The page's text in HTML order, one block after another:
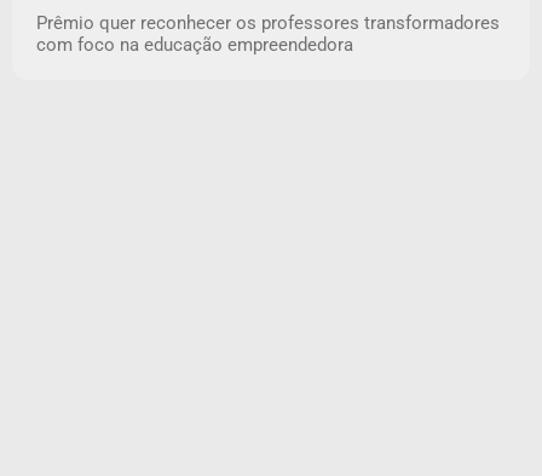
Prêmio quer reconhecer os professores transformadores
com foco na educação empreendedora